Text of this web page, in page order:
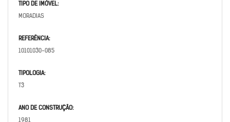
TIPO DE IMÓVEL:
MORADIAS
REFERÊNCIA:
10101030-085
TIPOLOGIA:
T3
ANO DE CONSTRUÇÃO:
1981